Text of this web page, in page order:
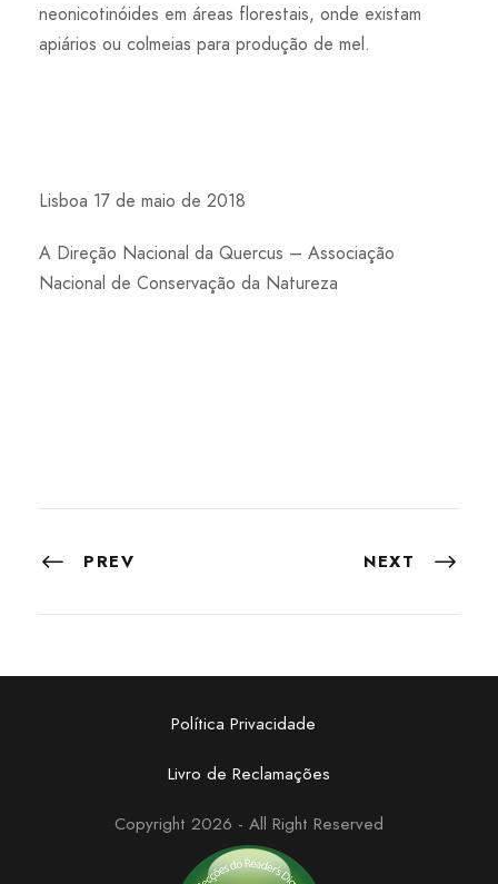
neonicotinóides em áreas florestais, onde existam
apiários ou colmeias para produção de mel.
Lisboa 17 de maio de 2018
A Direção Nacional da Quercus – Associação
Nacional de Conservação da Natureza
PREV NEXT
Política Privacidade
Livro de Reclamações
Copyright 2026 - All Right Reserved